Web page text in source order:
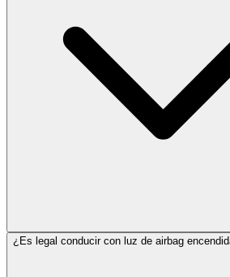
¿Es legal conducir con luz de airbag